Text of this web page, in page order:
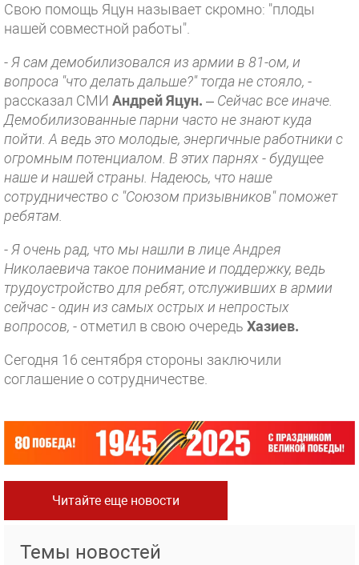
Свою помощь Яцун называет скромно: "плоды
нашей совместной работы".
- Я сам демобилизовался из армии в 81-ом, и
вопроса "что делать дальше?" тогда не стояло, -
рассказал СМИ Андрей Яцун. – Сейчас все иначе.
Демобилизованные парни часто не знают куда
пойти. А ведь это молодые, энергичные работники с
огромным потенциалом. В этих парнях - будущее
наше и нашей страны. Надеюсь, что наше
сотрудничество с "Союзом призывников" поможет
ребятам.
- Я очень рад, что мы нашли в лице Андрея
Николаевича такое понимание и поддержку, ведь
трудоустройство для ребят, отслуживших в армии
сейчас - один из самых острых и непростых
вопросов, - отметил в свою очередь Хазиев.
Сегодня 16 сентября стороны заключили
соглашение о сотрудничестве.
Читайте еще новости
Темы новостей